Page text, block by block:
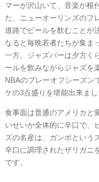
マーが沢山いて、音楽が根
た、ニューオーリンズのフ
道路でビールを飲むことが
なると毎晩若者たちが集ま
一方、ジャズバーは夕方く
ールを飲みながらジャズを
NBAのプレーオフシーズン
ケの3点盛りを堪能出来まし
食事面は普通のアメリカと
いせいか全体的に辛口で、
ズの名産は、ガンボという
辛口に調理されたザリガニ
です。